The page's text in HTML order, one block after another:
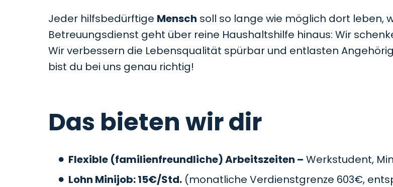
Jeder hilfsbedürftige Mensch soll so lange wie möglich dort leben,
Betreuungsdienst geht über reine Haushaltshilfe hinaus: Wir
Wir verbessern die Lebensqualität spürbar und entlasten
bist du bei uns genau richtig!
Das bieten wir dir
Flexible (familienfreundliche) Arbeitszeiten – Werkstudent,
Lohn Minijob: 15€/Std. (monatliche Verdienstgrenze 603€,